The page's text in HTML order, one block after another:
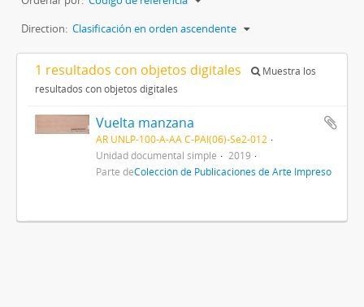
Direction: Clasificación en orden ascendente
1 resultados con objetos digitales
Muestra los
resultados con objetos digitales
Vuelta manzana
AR UNLP-100-A-AA C-PAI(06)-Se2-012
Unidad documental simple
2019
Parte deColección de Publicaciones de Arte Impreso